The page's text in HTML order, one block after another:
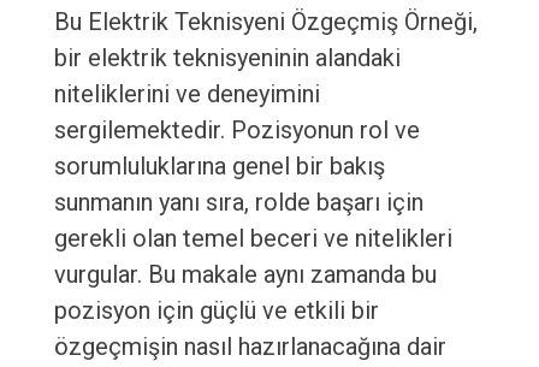
Bu Elektrik Teknisyeni Özgeçmiş Örneği,
bir elektrik teknisyeninin alandaki
niteliklerini ve deneyimini
sergilemektedir. Pozisyonun rol ve
sorumluluklarına genel bir bakış
sunmanın yanı sıra, rolde başarı için
gerekli olan temel beceri ve nitelikleri
vurgular. Bu makale aynı zamanda bu
pozisyon için güçlü ve etkili bir
özgeçmişin nasıl hazırlanacağına dair